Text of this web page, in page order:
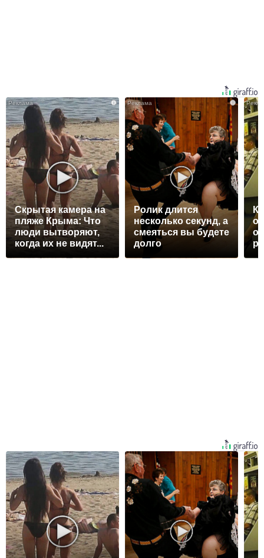
i
Скрытая камера на
пляже Крыма: Что
люди вытворяют,
когда их не видят...
i
Ролик длится
несколько секунд, а
смеяться вы будете
долго